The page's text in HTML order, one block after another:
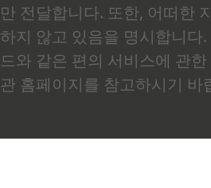
만 전달합니다. 또한, 어떠한
하지 않고 있음을 명시합니다
드와 같은 편의 서비스에 관
관 홈페이지를 참고하시기 바